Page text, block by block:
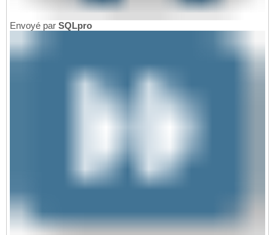
Envoyé par SQLpro